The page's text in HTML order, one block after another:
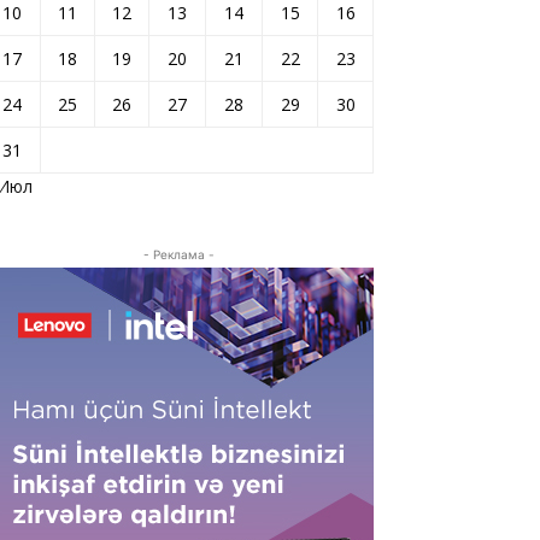
10 11 12 13 14 15
16
17
18 19 20 21 22
23
24
25 26 27 28 29
30
31
- Реклама -